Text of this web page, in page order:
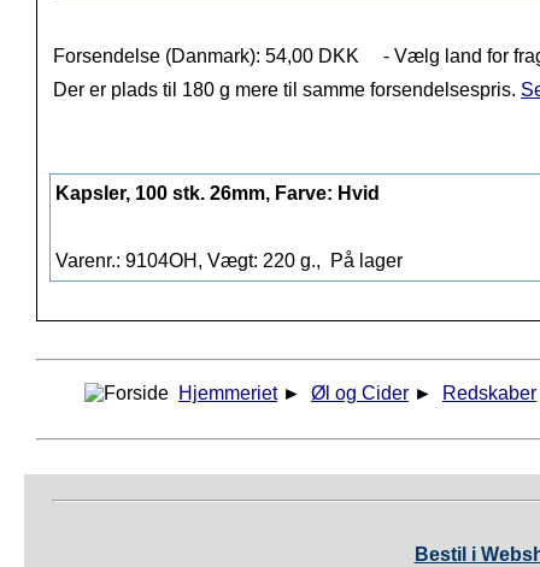
Forsendelse (Danmark): 54,00 DKK
- Vælg land for
Der er plads til 180 g mere til samme forsendelsespris.
Kapsler, 100 stk. 26mm, Farve: Hvid
Varenr.: 9104OH, Vægt: 220 g., På lager
Hjemmeriet ► Øl og Cider ► Redskaber
Bestil i